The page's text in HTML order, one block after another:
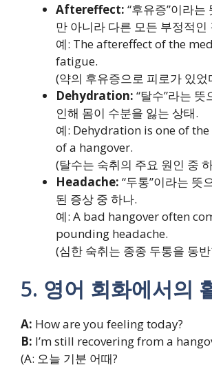
Aftereffect: “후유증”이라는
만 아니라 다른 모든 부정적인
예: The aftereffect of the
fatigue.
(약의 후유증으로 피로가 있었
Dehydration: “탈수”라는 뜻
인해 몸이 수분을 잃는 상태.
예: Dehydration is one of
of a hangover.
(탈수는 숙취의 주요 원인 중
Headache: “두통”이라는 뜻
된 증상 중 하나.
예: A bad hangover often
pounding headache.
(심한 숙취는 종종 두통을 동
5. 영어 회화에서의
A: How are you feeling today?
B: I’m still recovering from a
(A: 오늘 기분 어때?